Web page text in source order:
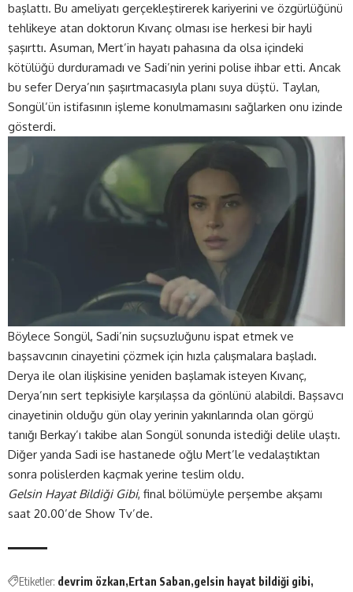
başlattı. Bu ameliyatı gerçekleştirerek kariyerini ve özgürlüğünü
tehlikeye atan doktorun Kıvanç olması ise herkesi bir hayli
şaşırttı. Asuman, Mert’in hayatı pahasına da olsa içindeki
kötülüğü durduramadı ve Sadi’nin yerini polise ihbar etti. Ancak
bu sefer Derya’nın şaşırtmacasıyla planı suya düştü. Taylan,
Songül’ün istifasının işleme konulmamasını sağlarken onu izinde
gösterdi.
Böylece Songül, Sadi’nin suçsuzluğunu ispat etmek ve
başsavcının cinayetini çözmek için hızla çalışmalara başladı.
Derya ile olan ilişkisine yeniden başlamak isteyen Kıvanç,
Derya’nın sert tepkisiyle karşılaşsa da gönlünü alabildi. Başsavcı
cinayetinin olduğu gün olay yerinin yakınlarında olan görgü
tanığı Berkay’ı takibe alan Songül sonunda istediği delile ulaştı.
Diğer yanda Sadi ise hastanede oğlu Mert’le vedalaştıktan
sonra polislerden kaçmak yerine teslim oldu.
Gelsin Hayat Bildiği Gibi, final bölümüyle perşembe akşamı
saat 20.00’de Show Tv’de.
Etiketler: devrim özkan Ertan Saban gelsin hayat bildiği gibi